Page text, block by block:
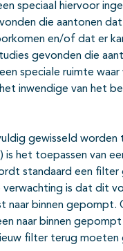
speciaal hiervoor
die aantonen
en/of dat er
gevonden die
speciale ruimte
inwendige van het
gewisseld
is het toepassen van
standaard een
is dat dit
naar binnen
naar binnen
filter terug moeten